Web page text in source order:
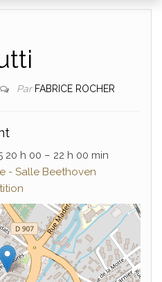
Par FABRICE ROCHER
20 h 00 – 22 h 00 min
- Salle Beethoven